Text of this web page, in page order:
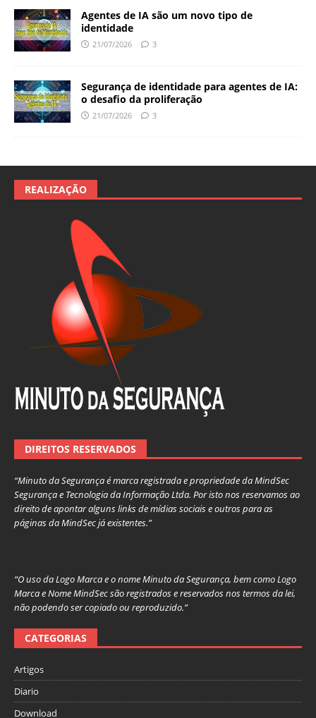
Agentes de IA são um novo tipo de
identidade
21/07/2026 3
Segurança de identidade para agentes de IA:
o desafio da proliferação
21/07/2026 3
REALIZAÇÃO
DIREITOS RESERVADOS
“Minuto da Segurança é marca registrada e propriedade da MindSec
Segurança e Tecnologia da Informação Ltda. Por isto nos reservamos ao
direito de apontar alguns links de mídias sociais e outros para as
páginas da MindSec já existentes.”
“O uso da Logo Marca e o nome Minuto da Segurança, bem como Logo
Marca e Nome MindSec são registrados e reservados nos termos da lei,
não podendo ser copiado ou reproduzido.”
CATEGORIAS
Artigos
Diario
Download